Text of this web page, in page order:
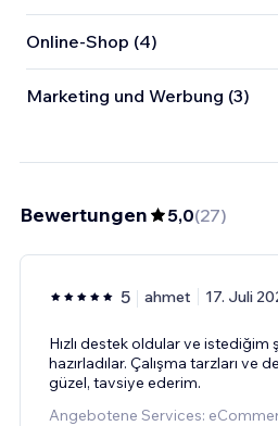
Online-Shop (4)
Marketing und Werbung (3)
Bewertungen 5,0(27)
5 ahmet 17. Juli
Hızlı destek oldular ve istediğim
hazırladılar. Çalışma tarzları ve
güzel, tavsiye ederim.
Angebotene Services: